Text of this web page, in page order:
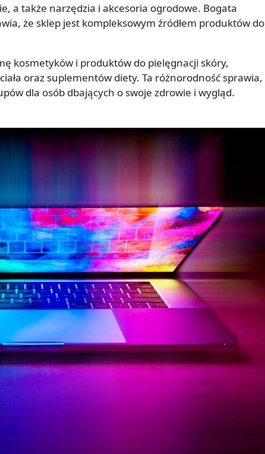
a także narzędzia i akcesoria ogrodowe. Bogata
że sklep jest kompleksowym źródłem produktów do
kosmetyków i produktów do pielęgnacji skóry,
oraz suplementów diety. Ta różnorodność sprawia,
dla osób dbających o swoje zdrowie i wygląd.